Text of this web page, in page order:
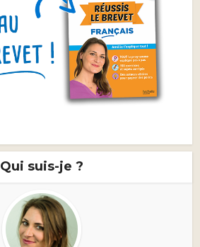
Qui suis-je ?